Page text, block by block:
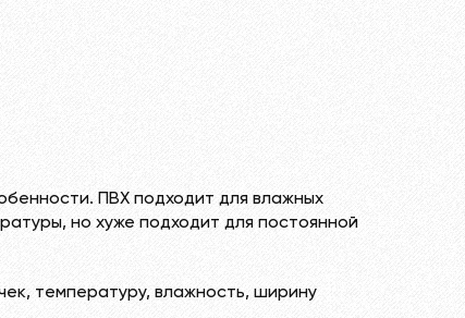
ПВХ подходит для влажных
но хуже подходит для постоянной
температуру, влажность, ширину